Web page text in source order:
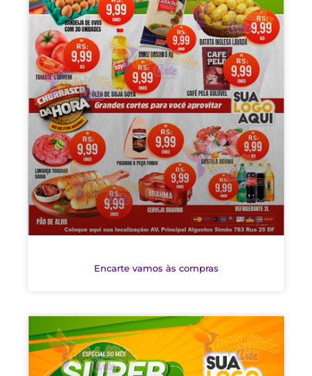
Encarte vamos às compras